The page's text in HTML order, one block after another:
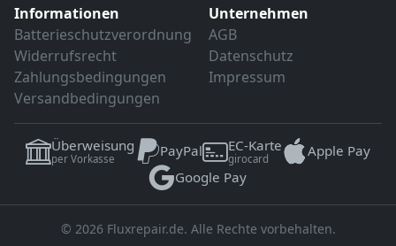
Informationen
Batterieschutzverordnung
Widerrufsrecht
Zahlungsbedingungen
Versandbedingungen
Unternehmen
AGB
Datenschutz
Impressum
Überweisung
per Vorkasse PayPal EC-Karte
girocard
Apple Pay
Google Pay
© 2026 Fluxrepair.de. Alle Rechte vorbehalten.